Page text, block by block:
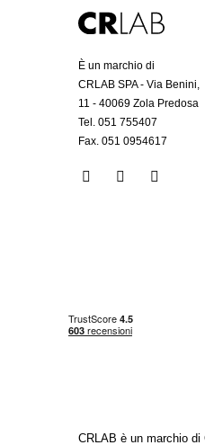
È un marchio di
CRLAB SPA - Via Benini,
11 - 40069 Zola Predosa
Tel. 051 755407
Fax. 051 0954617
CRLAB è un marchio